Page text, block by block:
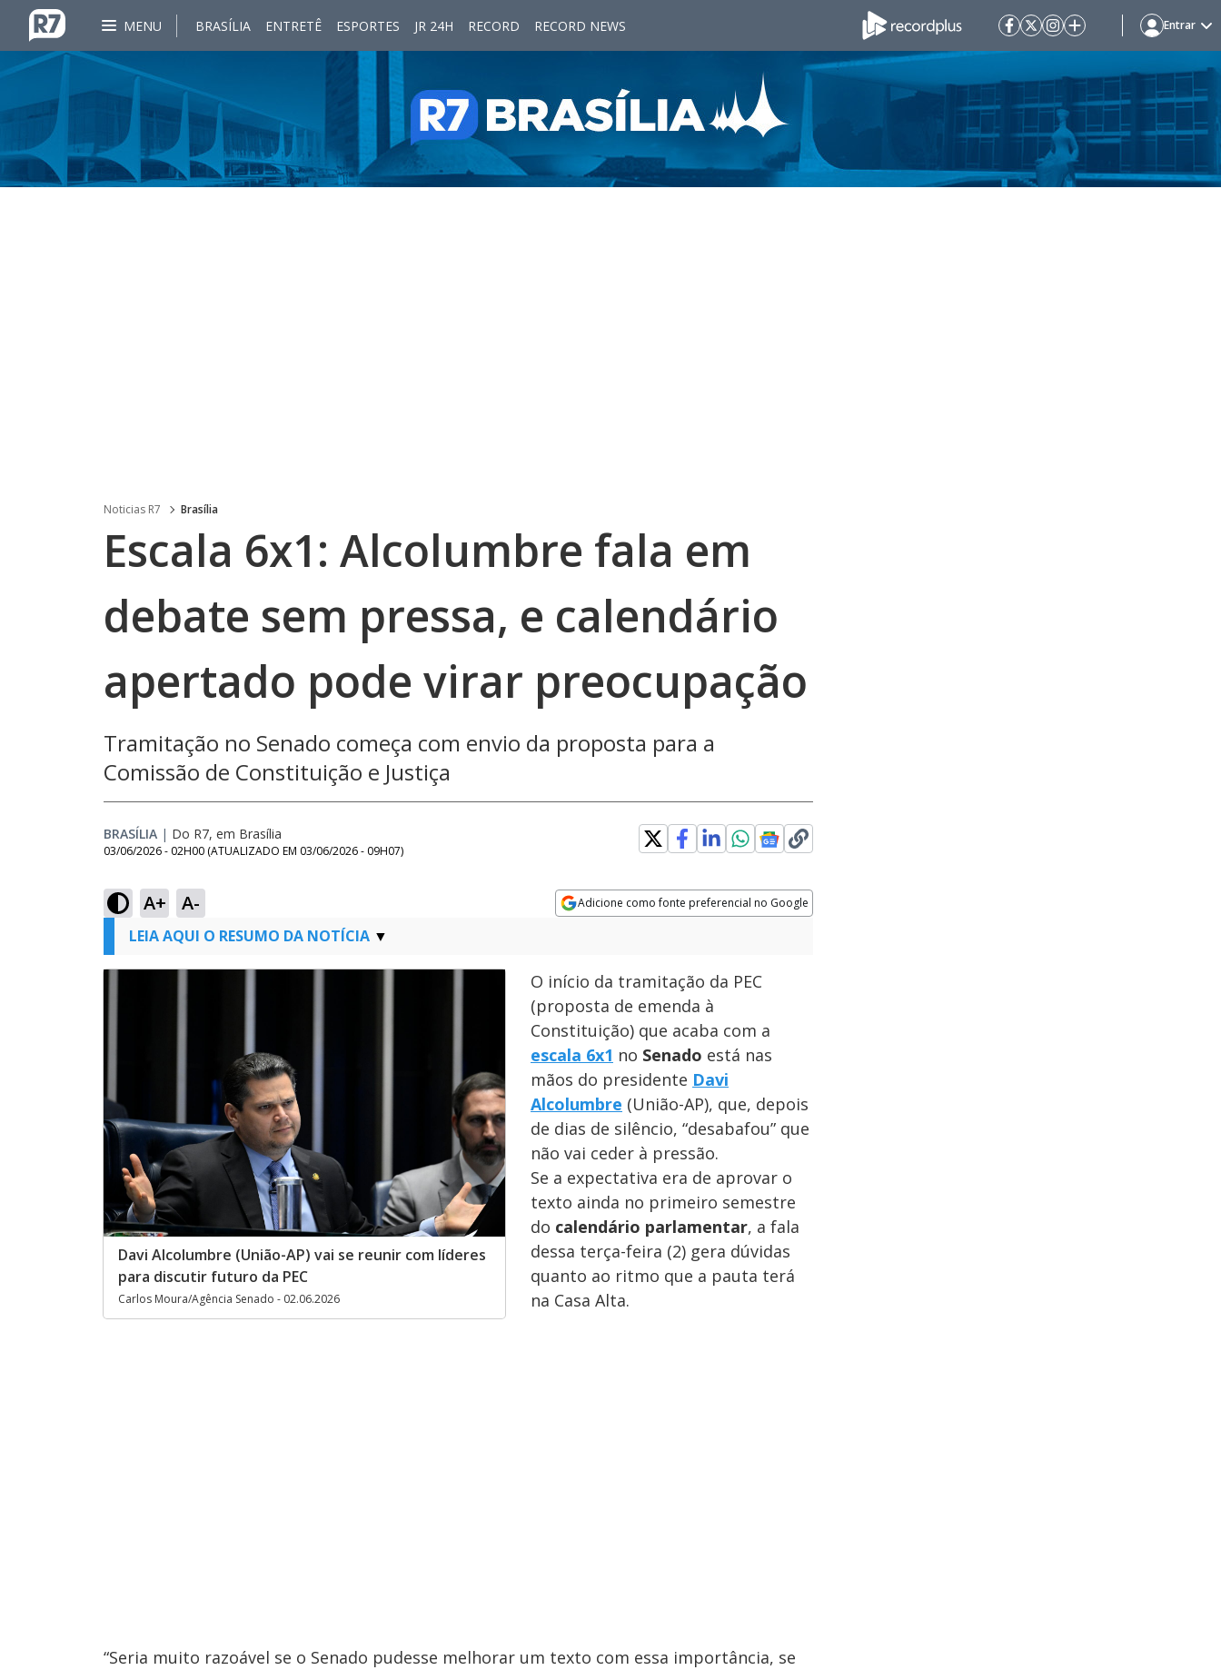
MENU BRASÍLIA ENTRETÊ ESPORTES JR 24H RECORD RECORD NEWS Entrar
Noticias R7 Brasília
Escala 6x1: Alcolumbre fala em
debate sem pressa, e calendário
apertado pode virar preocupação
Tramitação no Senado começa com envio da proposta para a
Comissão de Constituição e Justiça
BRASÍLIA | Do R7, em Brasília
03/06/2026 - 02H00 (ATUALIZADO EM 03/06/2026 - 09H07)
A+ A- Adicione como fonte preferencial no Google
LEIA AQUI O RESUMO DA NOTÍCIA
Davi Alcolumbre (União-AP) vai se reunir com líderes
para discutir futuro da PEC
Carlos Moura/Agência Senado - 02.06.2026
O início da tramitação da PEC
(proposta de emenda à
Constituição) que acaba com a
escala 6x1 no Senado está nas
mãos do presidente Davi
Alcolumbre (União-AP), que, depois
de dias de silêncio, “desabafou” que
não vai ceder à pressão.
Se a expectativa era de aprovar o
texto ainda no primeiro semestre
do calendário parlamentar, a fala
dessa terça-feira (2) gera dúvidas
quanto ao ritmo que a pauta terá
na Casa Alta.
“Seria muito razoável se o Senado pudesse melhorar um texto com essa importância, se